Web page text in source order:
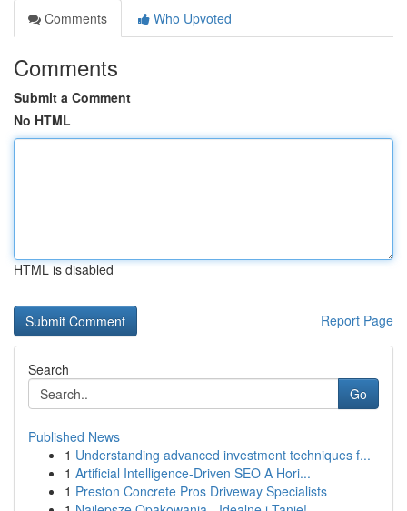
Comments
Who Upvoted
Comments
Submit a Comment
No HTML
HTML is disabled
Report Page
Search
Go
Published News
1 Understanding advanced investment techniques f...
1 Artificial Intelligence-Driven SEO A Hori...
1 Preston Concrete Pros Driveway Specialists